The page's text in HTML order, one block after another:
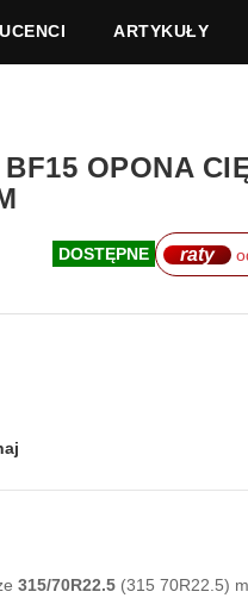
ARTYKUŁY
OPONA
DOSTĘPNE raty
315/70R22.5 (315 70R22.5)